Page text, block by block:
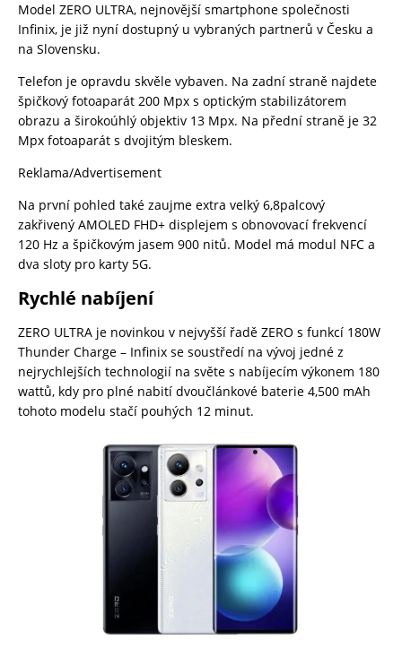
Model ZERO ULTRA, nejnovější smartphone společnosti
Infinix, je již nyní dostupný u vybraných partnerů v Česku a
na Slovensku.
Telefon je opravdu skvěle vybaven. Na zadní straně najdete
špičkový fotoaparát 200 Mpx s optickým stabilizátorem
obrazu a širokoúhlý objektiv 13 Mpx. Na přední straně je 32
Mpx fotoaparát s dvojitým bleskem.
Reklama/Advertisement
Na první pohled také zaujme extra velký 6,8palcový
zakřivený AMOLED FHD+ displejem s obnovovací frekvencí
120 Hz a špičkovým jasem 900 nitů. Model má modul NFC a
dva sloty pro karty 5G.
Rychlé nabíjení
ZERO ULTRA je novinkou v nejvyšší řadě ZERO s funkcí 180W
Thunder Charge – Infinix se soustředí na vývoj jedné z
nejrychlejších technologií na světe s nabíjecím výkonem 180
wattů, kdy pro plné nabití dvoučlánkové baterie 4,500 mAh
tohoto modelu stačí pouhých 12 minut.